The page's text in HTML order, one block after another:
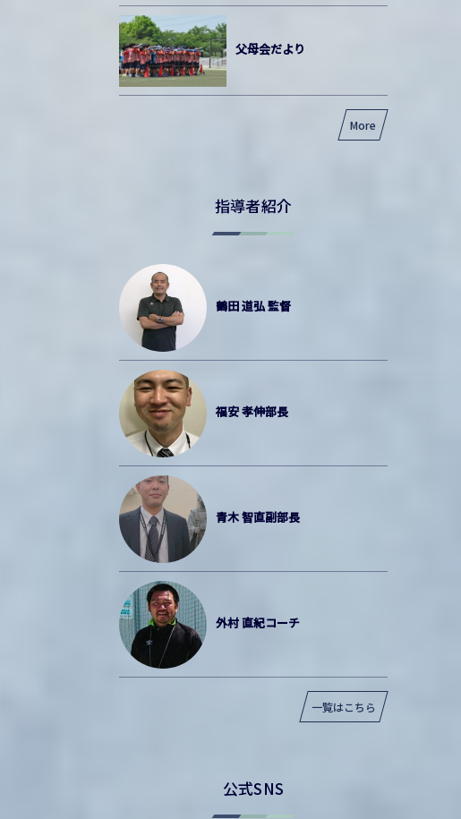
父母会だより
More
指導者紹介
鶴田 道弘 監督
福安 孝伸部長
青木 智直副部長
外村 直紀コーチ
一覧はこちら
公式SNS